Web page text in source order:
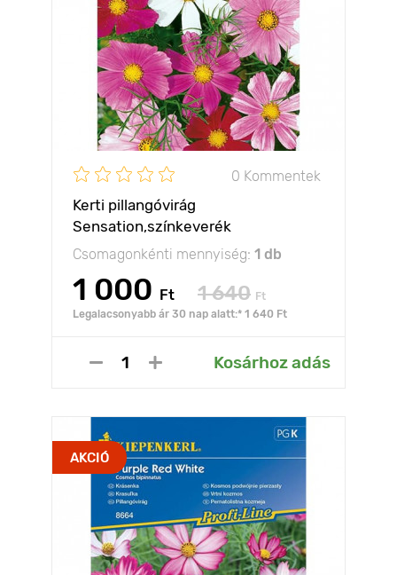
0 Kommentek
Kerti pillangóvirág
Sensation,színkeverék
Csomagonkénti mennyiség: 1 db
1 000 Ft 1 640 Ft
Legalacsonyabb ár 30 nap alatt:* 1 640 Ft
Kosárhoz adás
AKCIÓ